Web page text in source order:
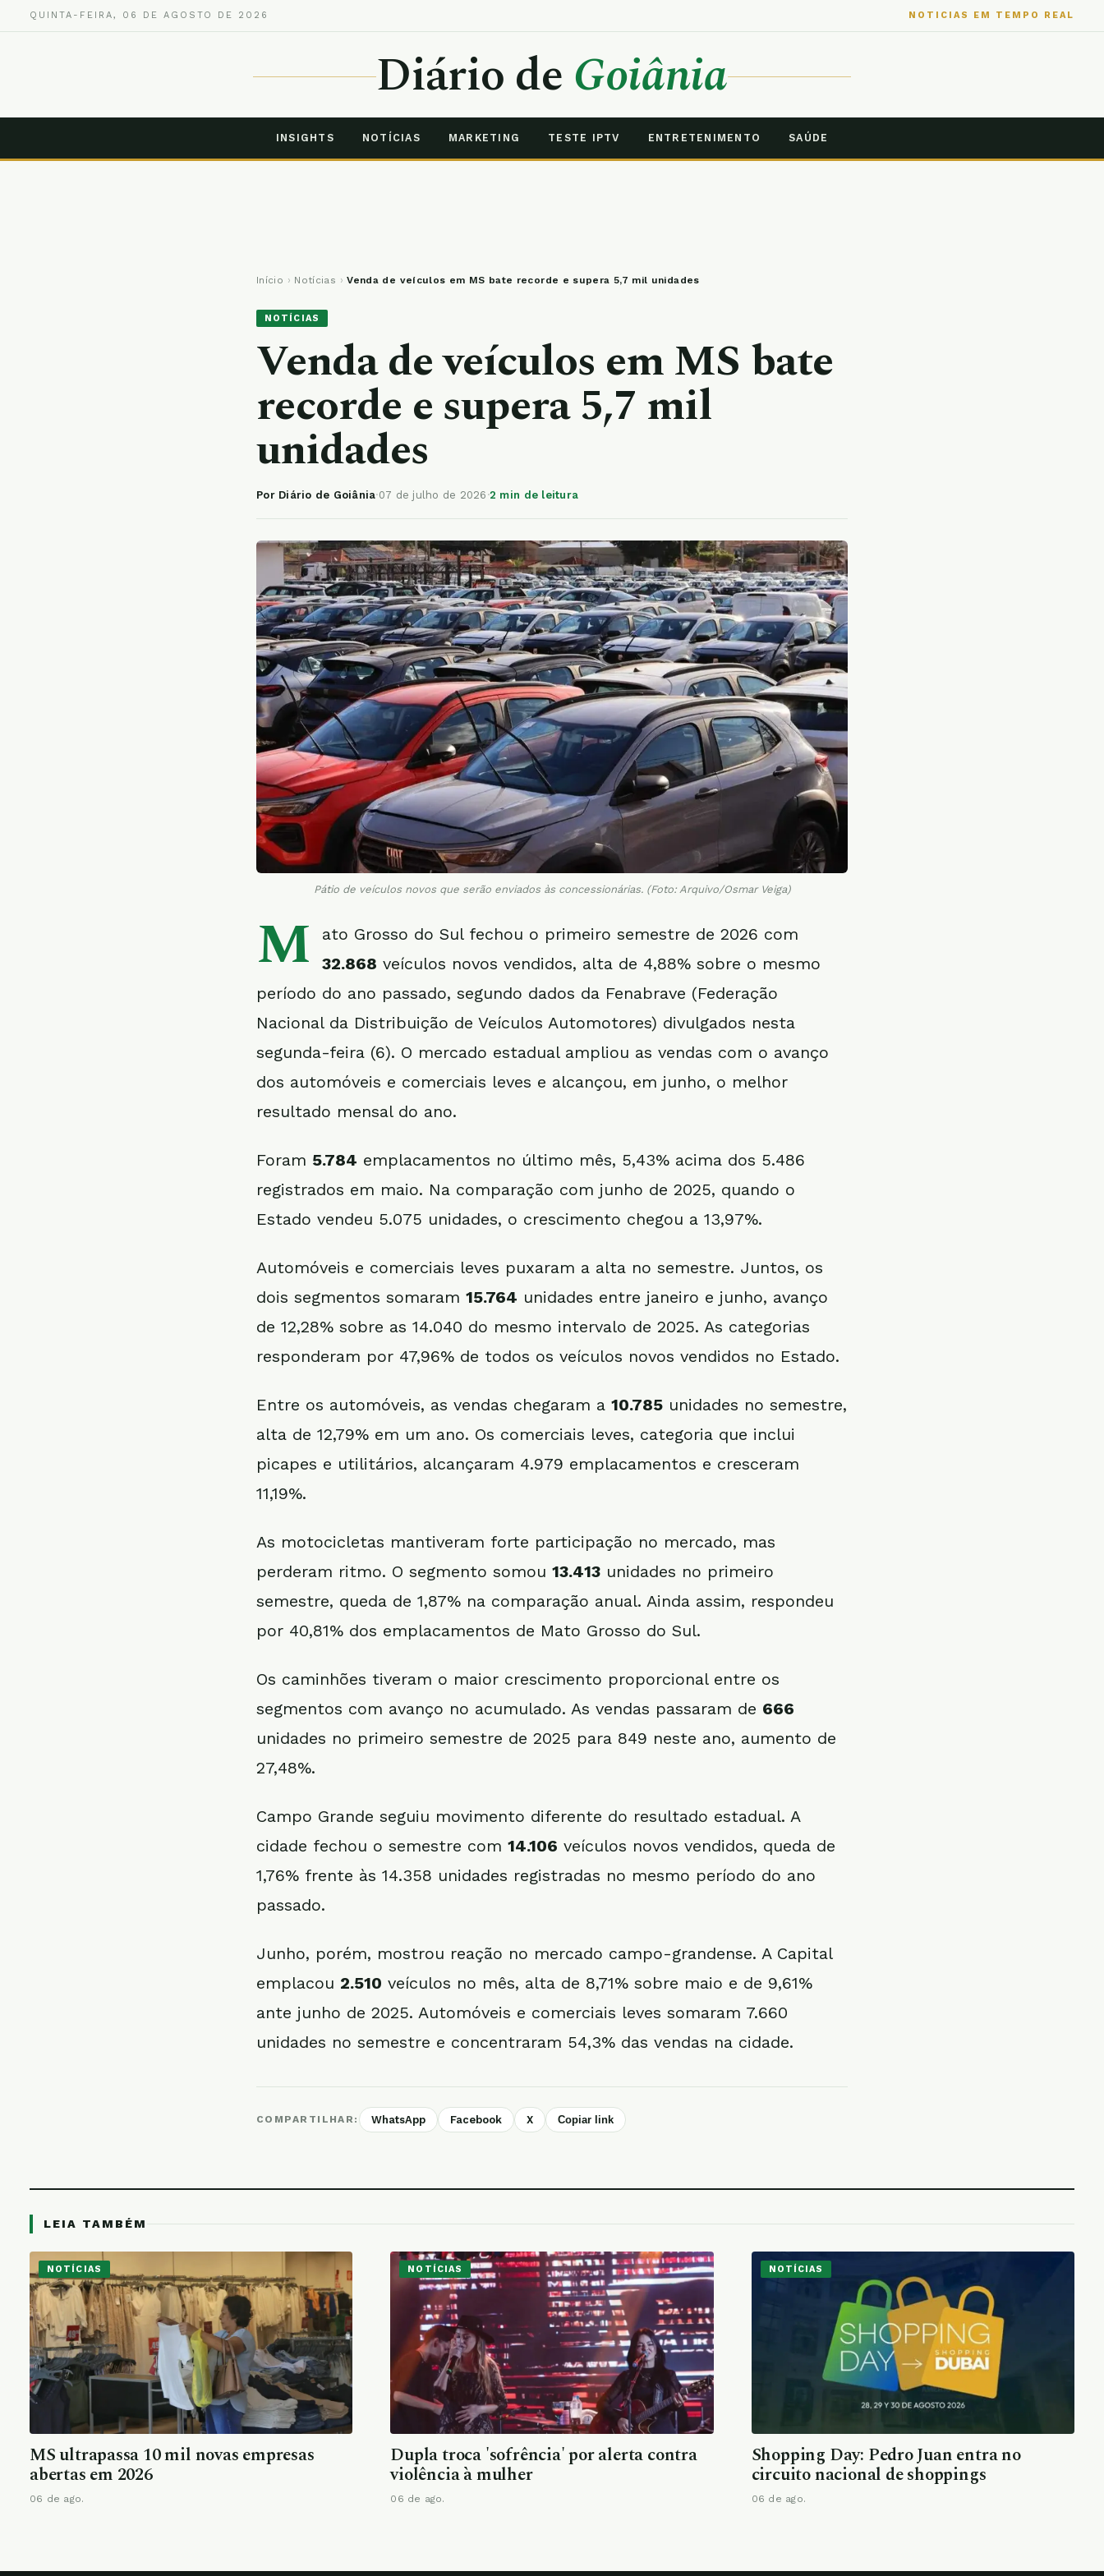
QUINTA-FEIRA, 06 DE AGOSTO DE 2026 NOTICIAS EM TEMPO REAL
Diário deGoiânia
INSIGHTS NOTÍCIAS MARKETING TESTE IPTV ENTRETENIMENTO SAÚDE
Início › Notícias › Venda de veículos em MS bate recorde e supera 5,7 mil unidades
NOTÍCIAS
Venda de veículos em MS bate
recorde e supera 5,7 mil
unidades
Por Diário de Goiânia·07 de julho de 2026 ·2 min de leitura
Pátio de veículos novos que serão enviados às concessionárias. (Foto: Arquivo/Osmar Veiga)
M
ato Grosso do Sul fechou o primeiro semestre de 2026 com
32.868 veículos novos vendidos, alta de 4,88% sobre o mesmo
período do ano passado, segundo dados da Fenabrave (Federação
Nacional da Distribuição de Veículos Automotores) divulgados nesta
segunda-feira (6). O mercado estadual ampliou as vendas com o avanço
dos automóveis e comerciais leves e alcançou, em junho, o melhor
resultado mensal do ano.
Foram 5.784 emplacamentos no último mês, 5,43% acima dos 5.486
registrados em maio. Na comparação com junho de 2025, quando o
Estado vendeu 5.075 unidades, o crescimento chegou a 13,97%.
Automóveis e comerciais leves puxaram a alta no semestre. Juntos, os
dois segmentos somaram 15.764 unidades entre janeiro e junho, avanço
de 12,28% sobre as 14.040 do mesmo intervalo de 2025. As categorias
responderam por 47,96% de todos os veículos novos vendidos no Estado.
Entre os automóveis, as vendas chegaram a 10.785 unidades no semestre,
alta de 12,79% em um ano. Os comerciais leves, categoria que inclui
picapes e utilitários, alcançaram 4.979 emplacamentos e cresceram
11,19%.
As motocicletas mantiveram forte participação no mercado, mas
perderam ritmo. O segmento somou 13.413 unidades no primeiro
semestre, queda de 1,87% na comparação anual. Ainda assim, respondeu
por 40,81% dos emplacamentos de Mato Grosso do Sul.
Os caminhões tiveram o maior crescimento proporcional entre os
segmentos com avanço no acumulado. As vendas passaram de 666
unidades no primeiro semestre de 2025 para 849 neste ano, aumento de
27,48%.
Campo Grande seguiu movimento diferente do resultado estadual. A
cidade fechou o semestre com 14.106 veículos novos vendidos, queda de
1,76% frente às 14.358 unidades registradas no mesmo período do ano
passado.
Junho, porém, mostrou reação no mercado campo-grandense. A Capital
emplacou 2.510 veículos no mês, alta de 8,71% sobre maio e de 9,61%
ante junho de 2025. Automóveis e comerciais leves somaram 7.660
unidades no semestre e concentraram 54,3% das vendas na cidade.
COMPARTILHAR: WhatsApp Facebook X Copiar link
LEIA TAMBÉM
NOTÍCIAS
MS ultrapassa 10 mil novas empresas
abertas em 2026
06 de ago.
NOTÍCIAS
Dupla troca 'sofrência' por alerta contra
violência à mulher
06 de ago.
NOTÍCIAS
Shopping Day: Pedro Juan entra no
circuito nacional de shoppings
06 de ago.